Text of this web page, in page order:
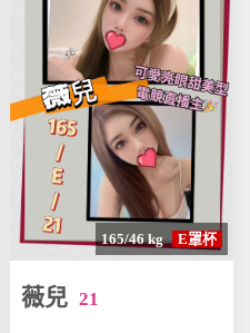
165/46 kg E罩杯
薇兒 21